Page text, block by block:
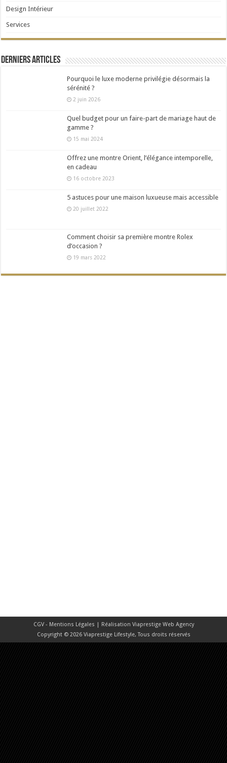
Design Intérieur
Services
Derniers articles
Pourquoi le luxe moderne privilégie désormais la
sérénité ?
2 juin 2026
Quel budget pour un faire-part de mariage haut de
gamme ?
15 mai 2024
Offrez une montre Orient, l’élégance intemporelle,
en cadeau
16 octobre 2023
5 astuces pour une maison luxueuse mais accessible
20 juillet 2022
Comment choisir sa première montre Rolex
d’occasion ?
19 mars 2022
CGV - Mentions Légales | Réalisation Viaprestige Web Agency
Copyright © 2026 Viaprestige Lifestyle, Tous droits réservés